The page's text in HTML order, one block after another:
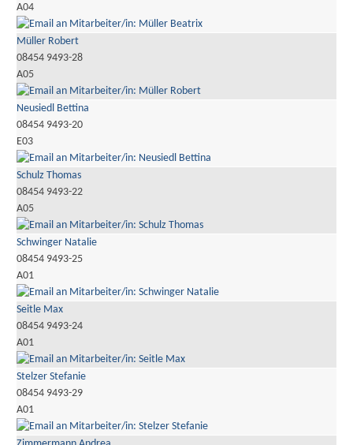
A04
Müller Robert
08454 9493-28
A05
Neusiedl Bettina
08454 9493-20
E03
Schulz Thomas
08454 9493-22
A05
Schwinger Natalie
08454 9493-25
A01
Seitle Max
08454 9493-24
A01
Stelzer Stefanie
08454 9493-29
A01